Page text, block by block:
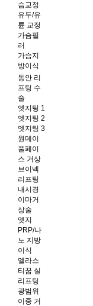
슴교정
유두/유
륜 교정
가슴필
러
가슴지
방이식
동안 리
프팅 수
술
엣지팅 1
엣지팅 2
엣지팅 3
원데이
풀페이
스 거상
브이넥
리프팅
내시경
이마거
상술
엣지
PRP/나
노 지방
이식
엘라스
티꿈 실
리프팅
광범위
이중 거